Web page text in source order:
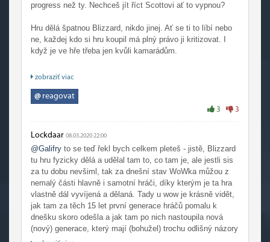
progress než ty. Nechceš jít říct Scottovi ať to vypnou?
Hru dělá špatnou Blizzard, nikdo jinej. Ať se ti to líbí nebo
ne, každej kdo si hru koupil má plný právo ji kritizovat. I
když je ve hře třeba jen kvůli kamarádům.
Na trhu vydržela a vydrží. Jiný hře by se to přes ty
zobraziť viac
@reagovat
3 3
Lockdaar 08.03.2020 22:00
@Galifry to se teď řekl bych celkem pleteš - jistě, Blizzard
tu hru fyzicky dělá a udělal tam to, co tam je, ale jestli sis
za tu dobu nevšiml, tak za dnešní stav WoWka můžou z
nemalý části hlavně i samotní hráči, díky kterým je ta hra
vlastně dál vyvíjená a dělaná. Tady u wow je krásně vidět,
jak tam za těch 15 let první generace hráčů pomalu k
dnešku skoro odešla a jak tam po nich nastoupila nová
(nový) generace, který mají (bohužel) trochu odlišný názory
na gameplay než ta generace předtím. Já si tohle naplno